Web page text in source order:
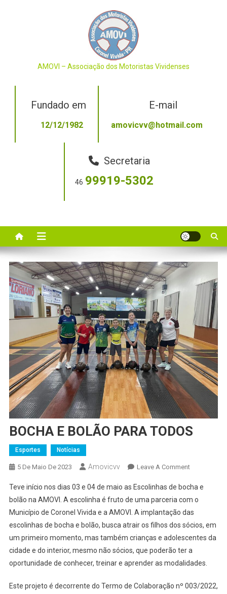
AMOVI – Associação dos Motoristas Vividenses
Fundado em
12/12/1982
E-mail
amovicvv@hotmail.com
Secretaria
46 99919-5302
BOCHA E BOLÃO PARA TODOS
Esportes Notícias
5 De Maio De 2023 Amovicvv Leave A CommentOn
E
BOLÃO
PARA
Teve início nos dias 03 e 04 de maio as Escolinhas de bocha e
bolão na AMOVI. A escolinha é fruto de uma parceria com o
Município de Coronel Vivida e a AMOVI. A implantação das
escolinhas de bocha e bolão, busca atrair os filhos dos sócios, em
um primeiro momento, mas também crianças e adolescentes da
cidade e do interior, mesmo não sócios, que poderão ter a
oportunidade de conhecer, treinar e aprender as modalidades.
Este projeto é decorrente do Termo de Colaboração nº 003/2022,